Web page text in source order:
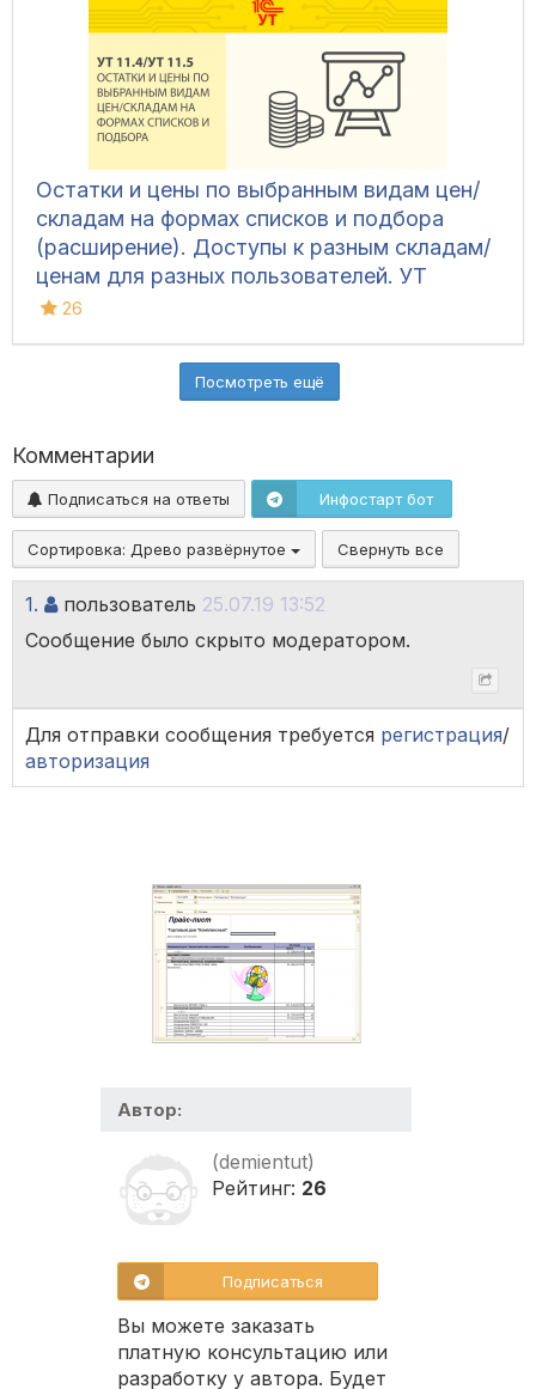
Остатки и цены по выбранным видам цен/
складам на формах списков и подбора
(расширение). Доступы к разным складам/
ценам для разных пользователей. УТ
11.4/11.5
26
Посмотреть ещё
Комментарии
Подписаться на ответы Инфостарт бот
Сортировка: Древо развёрнутое Свернуть все
1. пользователь 25.07.19 13:52
Сообщение было скрыто модератором.
Для отправки сообщения требуется регистрация/
авторизация
Автор:
(demientut)
Рейтинг: 26
Подписаться
Вы можете заказать
платную консультацию или
разработку у автора. Будет